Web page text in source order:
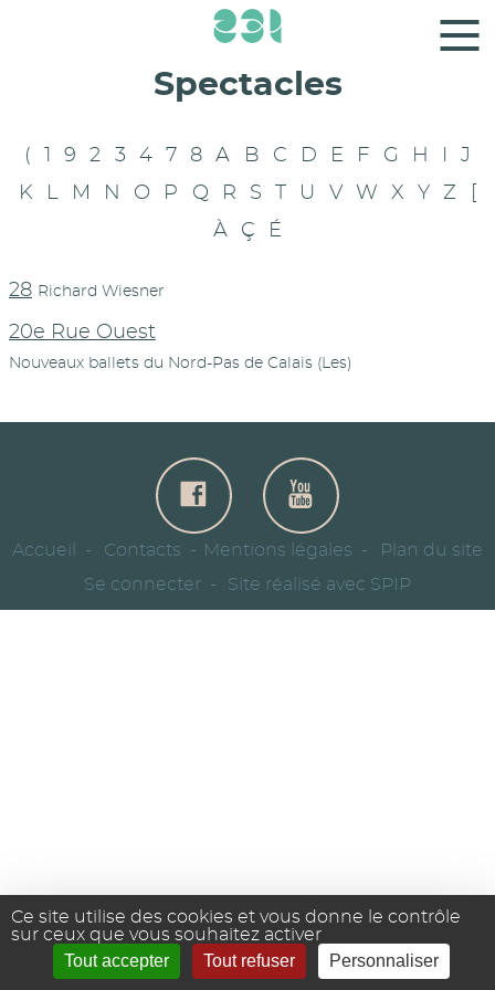
Panneau de gestion des cookies
Ce site utilise des cookies et vous donne le contrôle
sur ceux que vous souhaitez activer
Tout accepter Tout refuser Personnaliser
Spectacles
( 9 2 3 4 7 8 A B C D E F G H
J
K
L M N O P Q R S U V W X Y Z
À
Ç É
28 Richard Wiesner
20e Rue Ouest
Nouveaux ballets du Nord-Pas de Calais (Les)
Accueil Contacts Mentions légales
Plan du site
Se connecter
Site réalisé avec SPIP